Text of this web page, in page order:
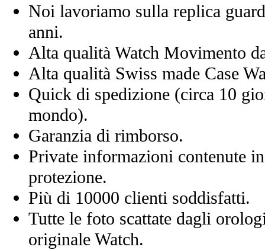
Noi lavoriamo sulla replica
anni.
Alta qualità Watch Movimento
Alta qualità Swiss made Case
Quick di spedizione (circa 10
mondo).
Garanzia di rimborso.
Private informazioni contenute
protezione.
Più di 10000 clienti soddisfatti.
Tutte le foto scattate dagli
originale Watch.